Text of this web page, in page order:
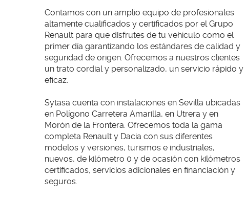
Contamos con un amplio equipo de profesionales
altamente cualificados y certificados por el Grupo
Renault para que disfrutes de tu vehículo como el
primer día garantizando los estándares de calidad y
seguridad de origen. Ofrecemos a nuestros clientes
un trato cordial y personalizado, un servicio rápido y
eficaz.
Sytasa cuenta con instalaciones en Sevilla ubicadas
en Polígono Carretera Amarilla, en Utrera y en
Morón de la Frontera. Ofrecemos toda la gama
completa Renault y Dacia con sus diferentes
modelos y versiones, turismos e industriales,
nuevos, de kilómetro 0 y de ocasión con kilómetros
certificados, servicios adicionales en financiación y
seguros.